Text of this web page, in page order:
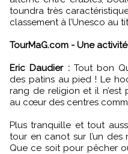
toundra très
classement à l’Unesco au
TourMaG.com - Une
Eric Daudier :Tout bon
des patins au pied ! Le
rang de religion et il n’est
au cœur des centres
Plus tranquille et tout
tour en canot sur l’un
Que ce soit pour pêcher